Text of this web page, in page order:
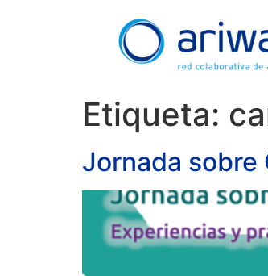
Etiqueta:
Jornada sobre